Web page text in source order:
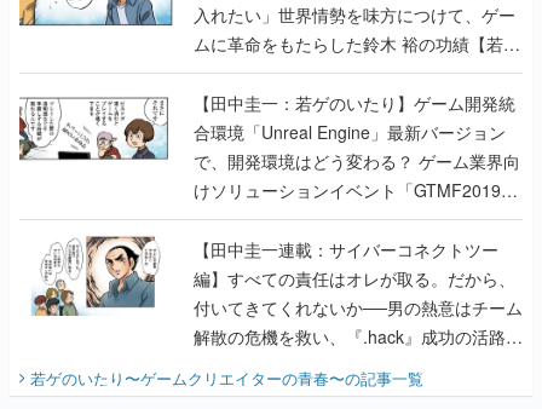
入れたい」世界情勢を味方につけて、ゲー
ムに革命をもたらした鈴木 裕の功績【若ゲ
のいたり】
【田中圭一：若ゲのいたり】ゲーム開発統
合環境「Unreal Engine」最新バージョン
で、開発環境はどう変わる？ ゲーム業界向
けソリューションイベント「GTMF2019」
に行って、より理解を深めよう【PR】
【田中圭一連載：サイバーコネクトツー
編】すべての責任はオレが取る。だから、
付いてきてくれないか──男の熱意はチーム
解散の危機を救い、『.hack』成功の活路を
開く。業界の快男児・松山 洋に流れる血は
『少年ジャンプ』色だった【若ゲのいた
若ゲのいたり〜ゲームクリエイターの青春〜の記事一覧